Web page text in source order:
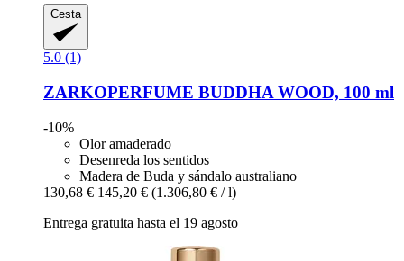
Cesta
5.0 (1)
ZARKOPERFUME BUDDHA WOOD, 100 ml
-10%
Olor amaderado
Desenreda los sentidos
Madera de Buda y sándalo australiano
130,68 € 145,20 € (1.306,80 € / l)
Entrega gratuita hasta el 19 agosto